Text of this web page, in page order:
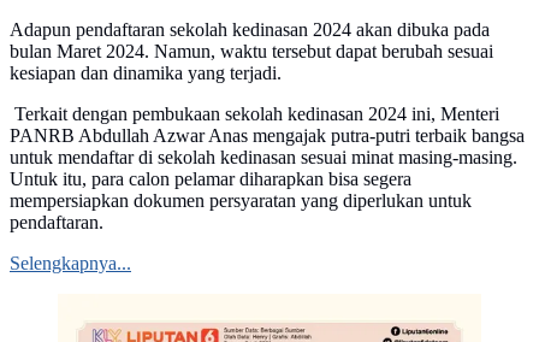
Adapun pendaftaran sekolah kedinasan 2024 akan dibuka pada
bulan Maret 2024. Namun, waktu tersebut dapat berubah sesuai
kesiapan dan dinamika yang terjadi.
Terkait dengan pembukaan sekolah kedinasan 2024 ini, Menteri
PANRB Abdullah Azwar Anas mengajak putra-putri terbaik bangsa
untuk mendaftar di sekolah kedinasan sesuai minat masing-masing.
Untuk itu, para calon pelamar diharapkan bisa segera
mempersiapkan dokumen persyaratan yang diperlukan untuk
pendaftaran.
Selengkapnya...